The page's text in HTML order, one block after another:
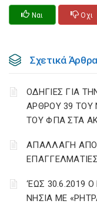
Ναι Οχι
Σχετικά Άρθρα
ΟΔΗΓΙΕΣ ΓΙΑ
ΑΡΘΡΟΥ 39 ΤΟΥ
ΤΟΥ ΦΠΑ ΣΤΑ
ΑΠΑΛΛΑΓΗ ΑΠΟ
‘ΕΩΣ 30.6.2019
ΝΗΣΙΑ ΜΕ